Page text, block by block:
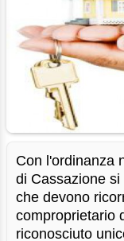
Con l'ordinanza
di Cassazione
che devono
comproprietario
riconosciuto